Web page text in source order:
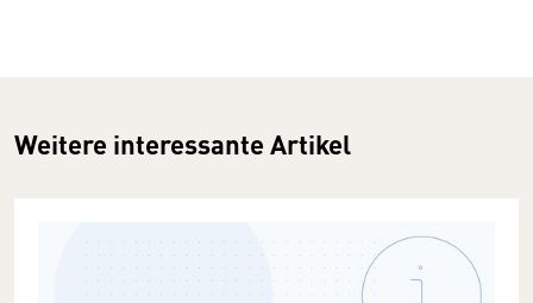
Weitere interessante Artikel